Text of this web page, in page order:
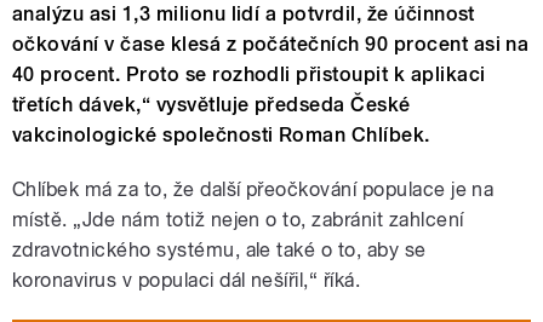
analýzu asi 1,3 milionu lidí a potvrdil, že účinnost
očkování v čase klesá z počátečních 90 procent asi na
40 procent. Proto se rozhodli přistoupit k aplikaci
třetích dávek,“ vysvětluje předseda České
vakcinologické společnosti Roman Chlíbek.
Chlíbek má za to, že další přeočkování populace je na
místě. „Jde nám totiž nejen o to, zabránit zahlcení
zdravotnického systému, ale také o to, aby se
koronavirus v populaci dál nešířil,“ říká.